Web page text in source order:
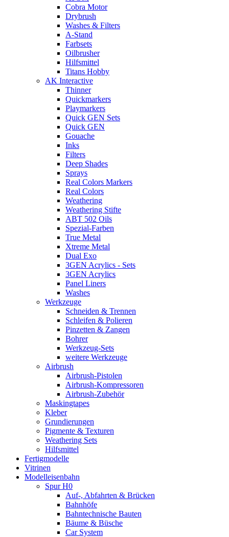
Cobra Motor
Drybrush
Washes & Filters
A-Stand
Farbsets
Oilbrusher
Hilfsmittel
Titans Hobby
AK Interactive
Thinner
Quickmarkers
Playmarkers
Quick GEN Sets
Quick GEN
Gouache
Inks
Filters
Deep Shades
Sprays
Real Colors Markers
Real Colors
Weathering
Weathering Stifte
ABT 502 Oils
Spezial-Farben
True Metal
Xtreme Metal
Dual Exo
3GEN Acrylics - Sets
3GEN Acrylics
Panel Liners
Washes
Werkzeuge
Schneiden & Trennen
Schleifen & Polieren
Pinzetten & Zangen
Bohrer
Werkzeug-Sets
weitere Werkzeuge
Airbrush
Airbrush-Pistolen
Airbrush-Kompressoren
Airbrush-Zubehör
Maskingtapes
Kleber
Grundierungen
Pigmente & Texturen
Weathering Sets
Hilfsmittel
Fertigmodelle
Vitrinen
Modelleisenbahn
Spur H0
Auf-, Abfahrten & Brücken
Bahnhöfe
Bahntechnische Bauten
Bäume & Büsche
Car System